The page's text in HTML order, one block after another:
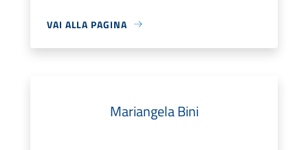
VAI ALLA PAGINA
Mariangela Bini